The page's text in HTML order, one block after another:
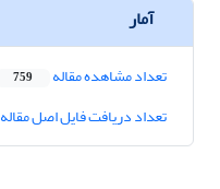
آمار
تعداد مشاهده مقاله 759
تعداد دریافت فایل اصل مقاله